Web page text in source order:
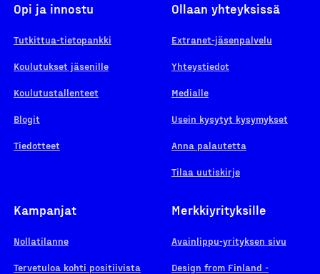
Opi ja innostu
Tutkittua-tietopankki
Koulutukset jäsenille
Koulutustallenteet
Blogit
Tiedotteet
Ollaan yhteyksissä
Extranet-jäsenpalvelu
Yhteystiedot
Medialle
Usein kysytyt kysymykset
Anna palautetta
Tilaa uutiskirje
Kampanjat
Nollatilanne
Tervetuloa kohti positiivista
Merkkiyrityksille
Avainlippu-yrityksen sivu
Design from Finland -